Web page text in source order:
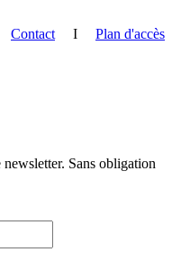
Contact I Plan d'accès
Sans obligation